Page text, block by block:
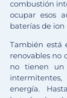
combustión
ocupar esos
baterías de ion
También está
renovables no
no tienen un
energía.